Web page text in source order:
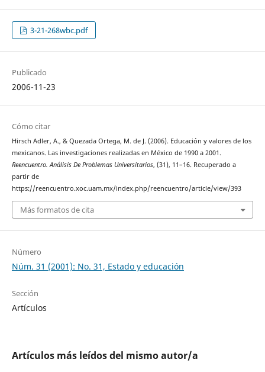
3-21-268wbc.pdf
Publicado
2006-11-23
Cómo citar
Hirsch Adler, A., & Quezada Ortega, M. de J. (2006). Educación y valores de los
mexicanos. Las investigaciones realizadas en México de 1990 a 2001.
Reencuentro. Análisis De Problemas Universitarios, (31), 11–16. Recuperado a
partir de
https://reencuentro.xoc.uam.mx/index.php/reencuentro/article/view/393
Más formatos de cita
Número
Núm. 31 (2001): No. 31, Estado y educación
Sección
Artículos
Artículos más leídos del mismo autor/a